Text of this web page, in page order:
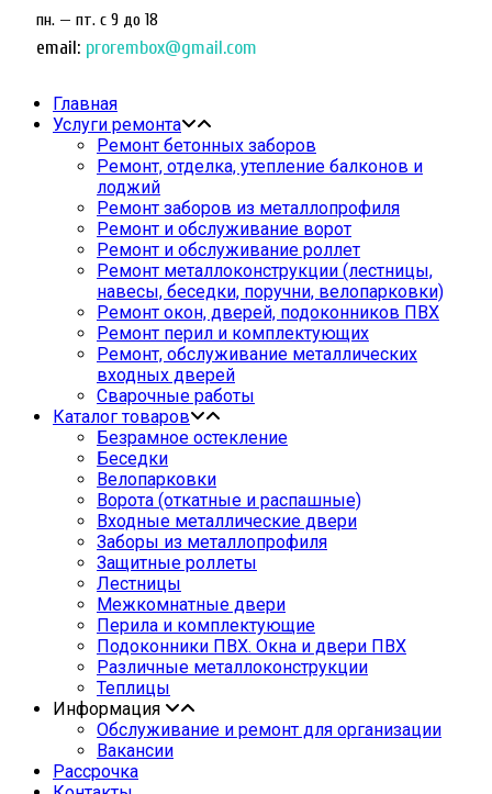
пн. — пт. c 9 до 18
email: prorembox@gmail.com
Главная
Услуги ремонта
Ремонт бетонных заборов
Ремонт, отделка, утепление балконов и
лоджий
Ремонт заборов из металлопрофиля
Ремонт и обслуживание ворот
Ремонт и обслуживание роллет
Ремонт металлоконструкции (лестницы,
навесы, беседки, поручни, велопарковки)
Ремонт окон, дверей, подоконников ПВХ
Ремонт перил и комплектующих
Ремонт, обслуживание металлических
входных дверей
Сварочные работы
Каталог товаров
Безрамное остекление
Беседки
Велопарковки
Ворота (откатные и распашные)
Входные металлические двери
Заборы из металлопрофиля
Защитные роллеты
Лестницы
Межкомнатные двери
Перила и комплектующие
Подоконники ПВХ. Окна и двери ПВХ
Различные металлоконструкции
Теплицы
Информация
Обслуживание и ремонт для организации
Вакансии
Рассрочка